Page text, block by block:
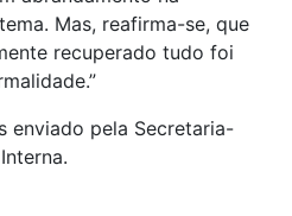
Mas, reafirma-se, que
recuperado tudo foi
enviado pela Secretaria-